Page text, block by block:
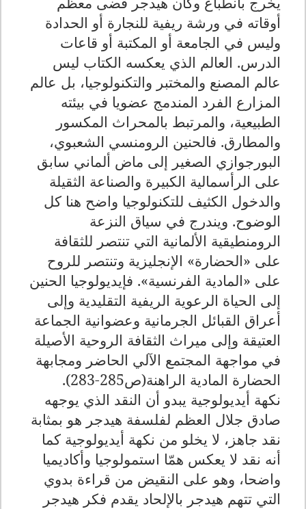
أوقاته في ورشة ريفية للنجارة أو الحدادة
وليس في الجامعة أو المكتبة أو قاعات
الدرس. العالم الذي يعكسه الكتاب ليس
عالم المصنع والمختبر والتكنولوجيا، بل عالم
المزارع الفرد المندمج عضويا في بيئته
الطبيعية، والمرتبط بالمحراث المكسور
والمطارق. فالحنين الرومنسي الشعبوي،
البورجوازي الصغير إلى ماض ألماني سابق
على الرأسمالية الكبيرة والصناعة الثقيلة
والدخول الكثيف للتكنولوجيا واضح هنا كل
الوضوح. ويندرج في سياق النزعة
الرومنطيقية الألمانية التي تنتصر للثقافة
على «الحضارة» الإنجليزية وتنتصر للروح
على «المادية الفرنسية». فإيديولوجيا الحنين
إلى الحياة الرعوية الريفية التقليدية وإلى
أعراق القبائل الجرمانية وعضوانية الجماعة
العتيقة وإلى ميراث الثقافة الروحية الأصيلة
في مواجهة المجتمع الآلي الحاضر ومجابهة
الحضارة المادية الراهنة(ص285-283).
نكهة أيديولوجية يبدو أن النقد الذي يوجهه
صادق جلال العظم لفلسفة هيدجر هو بمثابة
نقد جاهز، لا يخلو من نكهة أيديولوجية كما
أنه نقد لا يعكس همّا استمولوجيا وأكاديميا
واضحا، وهو على النقيض من قراءة بدوي
التي تتهم هيدجر بالإلحاد يقدم فكر هيدجر